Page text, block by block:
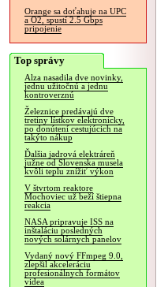
Orange sa doťahuje na UPC
a O2, spustí 2.5 Gbps
pripojenie
Top správy
Alza nasadila dve novinky,
jednu užitočnú a jednu
kontroverznú
Železnice predávajú dve
tretiny lístkov elektronicky,
po donútení cestujúcich na
takýto nákup
Ďalšia jadrová elektráreň
južne od Slovenska musela
kvôli teplu znížiť výkon
V štvrtom reaktore
Mochoviec už beží štiepna
reakcia
NASA pripravuje ISS na
inštaláciu posledných
nových solárnych panelov
Vydaný nový FFmpeg 9.0,
zlepšil akceleráciu
profesionálnych formátov
videa